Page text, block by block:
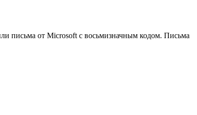
письма от Microsoft с восьмизначным кодом. Письма